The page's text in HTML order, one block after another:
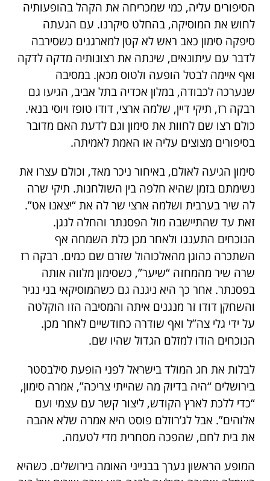
הסיפורים עליה, כמי שמכריחה את הקהל בהופעותיה
לחוש את המוסיקה, בהחלט סיקרנו. עם הגעתה
סיפקה סימון כאב ראש לא קטן למארגנים כשסירבה
לדבר עם עיתונאים, שינתה את רצונותיה מדקה לדקה
ואף איימה לבטל הופעה ולטוס מכאן. במסיבה
שנערכה לכבודה, במלון אכדיה בתל אביב, הגיעו גם
רבקה רז, תיקי דיין, שלמה ארצי, דודו טופז ויוסי בנאי.
כולם רצו שם לחוות את סימון וגם לדעת האם מדובר
בסיפורים מצוצים עליה או האמת לאמיתה.
סימון הגיעה לאולם, באיחור ניכר מאד, וכולם עצרו את
נשימתם בזמן שהיא חלפה בין השולחנות. תיקי שרה
לה שיר בערבית ושלמה ארצי שר לה את “יצאנו אט”.
זאת עד שהתיישבה מול הפסנתר והחלה לנגן.
הנוכחים התענגו ולאחר מכן כלת השמחה אף
השתכרה כהוגן מהאלכוהול שזרם שם כמים. רבקה רז
שרה שיר מהמחזה “שיער”, כשסימון מלווה אותה
בפסנתר. אחר כך היא ניגנה גם כשהמוסיקאי בני נגיר
והשחקן דודו זר מנגנים איתה והמסיבה הזו הוקלטה
על ידי גלי צה”ל ואף שודרה כחודשיים לאחר מכן.
הנוכחים הודו למזלם הגדול שהיו שם.
לבלות את חג המולד בישראל לפני הופעת סילבסטר
בירושלים “היה בדיוק מה שהייתי צריכה”, אמרה סימון,
“כדי ללכת לארץ הקודש, ליצור קשר עם עצמי ועם
אלוהים”. אבל לג’רוזלם פוסט היא אמרה שלא אהבה
את בית לחם, שהפכה מסחרית מדי לטעמה.
המופע הראשון נערך בבנייני האומה בירושלים. כשהיא